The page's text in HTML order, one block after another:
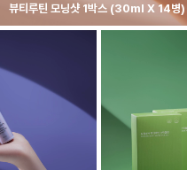
뷰티루틴 모닝샷 1박스 (30ml X 14병)